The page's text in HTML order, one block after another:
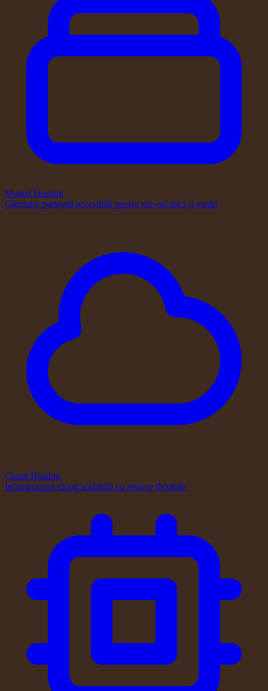
Shared Hosting
Găzduire partajată accesibilă pentru site-uri mici și medii
Cloud Hosting
Infrastructură cloud scalabilă cu resurse flexibile